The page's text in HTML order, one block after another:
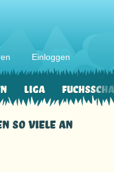
Einloggen
Liga
so viele an